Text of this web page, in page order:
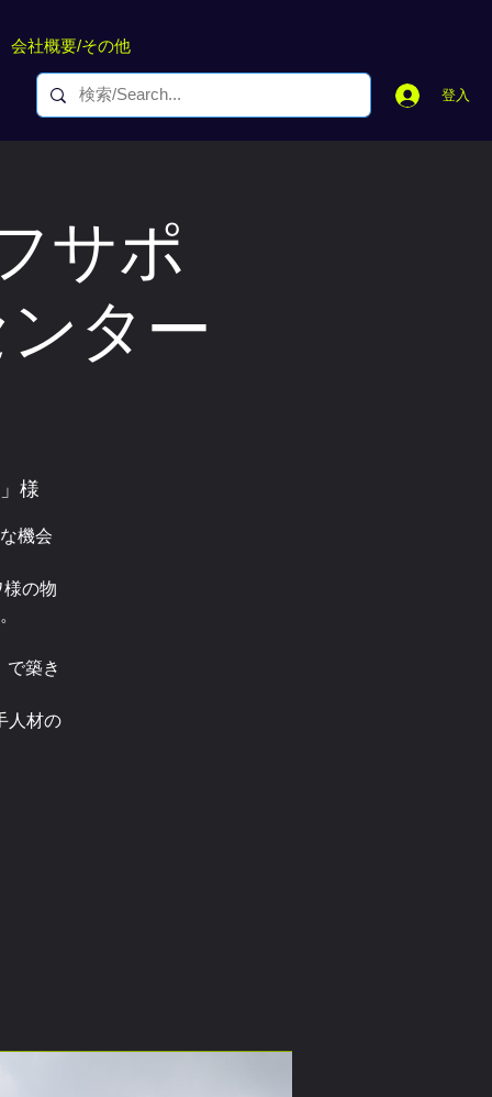
会社概要/その他
登入
サポ
ター
様
機会
の物
で築き
人材の